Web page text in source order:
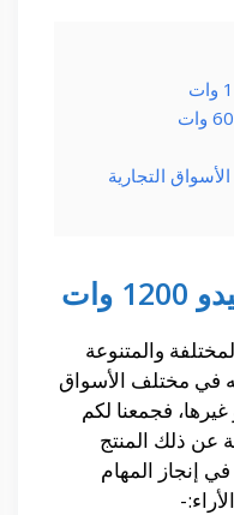
التجارية
والمتنوعة
في مختلف الأسواق
فجمعنا لكم
عن ذلك المنتج
إنجاز المهام